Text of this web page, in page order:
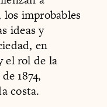
improbables
ideas y
en
el rol de la
1874,
costa.